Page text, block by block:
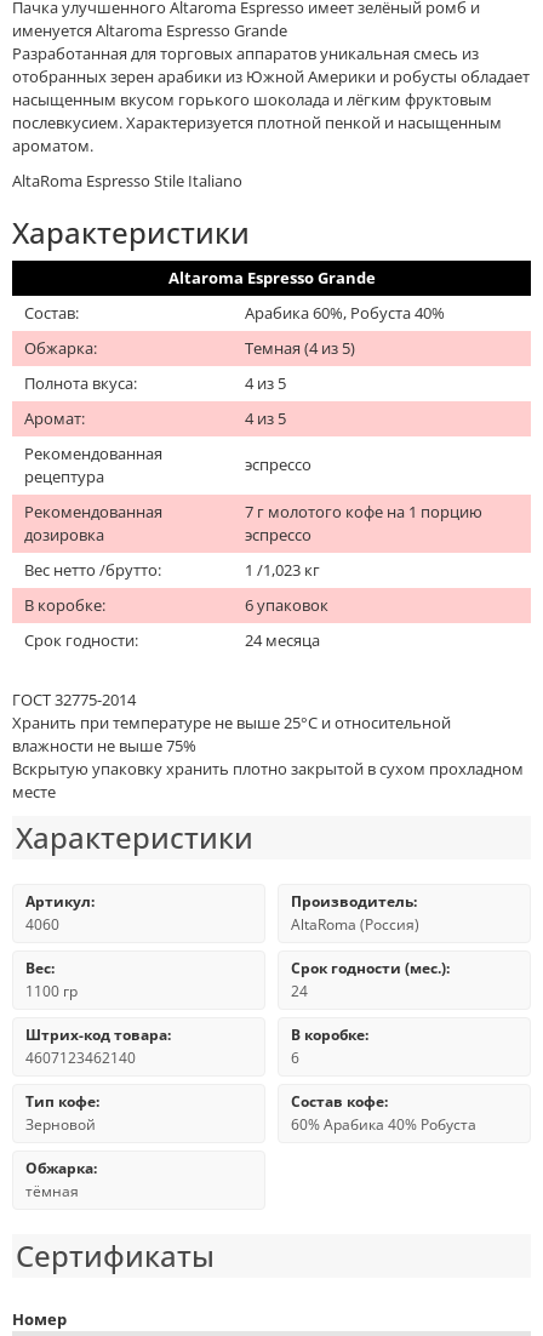
Пачка улучшенного Altaroma Espresso имеет зелёный ромб и
именуется Altaroma Espresso Grande
Разработанная для торговых аппаратов уникальная смесь из
отобранных зерен арабики из Южной Америки и робусты обладает
насыщенным вкусом горького шоколада и лёгким фруктовым
послевкусием. Характеризуется плотной пенкой и насыщенным
ароматом.
AltaRoma Espresso Stile Italiano
Характеристики
Altaroma Espresso Grande
Состав:
Арабика 60%, Робуста 40%
Обжарка:
Темная (4 из 5)
Полнота вкуса:
4 из 5
Аромат:
4 из 5
Рекомендованная
рецептура
эспрессо
Рекомендованная
дозировка
7 г молотого кофе на 1 порцию
эспрессо
Вес нетто /брутто:
1 /1,023 кг
В коробке:
6 упаковок
Срок годности:
24 месяца
ГОСТ 32775-2014
Хранить при температуре не выше 25°С и относительной
влажности не выше 75%
Вскрытую упаковку хранить плотно закрытой в сухом прохладном
месте
Характеристики
Артикул:
4060
Производитель:
AltaRoma (Россия)
Вес:
1100 гр
Срок годности (мес.):
24
Штрих-код товара:
4607123462140
В коробке:
6
Тип кофе:
Зерновой
Состав кофе:
60% Арабика 40% Робуста
Обжарка:
тёмная
Сертификаты
Номер